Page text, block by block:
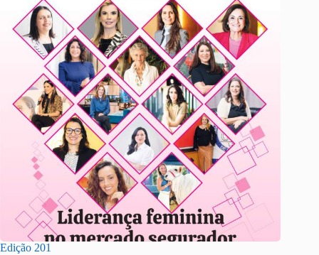
Edição 201